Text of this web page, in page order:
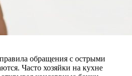
обращения с острыми
Часто хозяйки на кухне